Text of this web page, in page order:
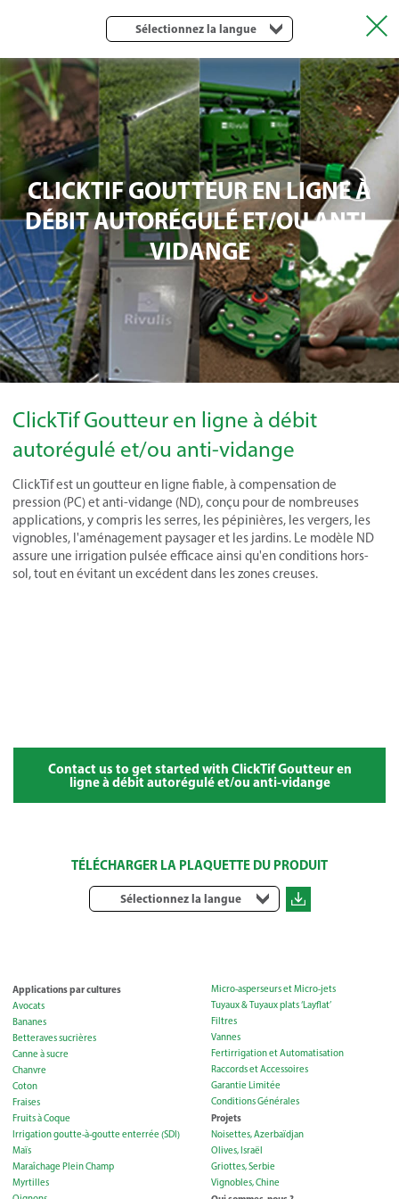
Sélectionnez la langue
CLICKTIF GOUTTEUR EN LIGNE À
DÉBIT AUTORÉGULÉ ET/OU ANTI-
VIDANGE
ClickTif Goutteur en ligne à débit
autorégulé et/ou anti-vidange
ClickTif est un goutteur en ligne fiable, à compensation de
pression (PC) et anti-vidange (ND), conçu pour de nombreuses
applications, y compris les serres, les pépinières, les vergers, les
vignobles, l'aménagement paysager et les jardins. Le modèle ND
assure une irrigation pulsée efficace ainsi qu'en conditions hors-
sol, tout en évitant un excédent dans les zones creuses.
Contact us to get started with ClickTif Goutteur en
ligne à débit autorégulé et/ou anti-vidange
TÉLÉCHARGER LA PLAQUETTE DU PRODUIT
Sélectionnez la langue
Applications par cultures
Avocats
Bananes
Betteraves sucrières
Canne à sucre
Chanvre
Coton
Fraises
Fruits à Coque
Irrigation goutte-à-goutte enterrée (SDI)
Maïs
Maraîchage Plein Champ
Myrtilles
Micro-asperseurs et Micro-jets
Tuyaux & Tuyaux plats ‘Layflat’
Filtres
Vannes
Fertirrigation et Automatisation
Raccords et Accessoires
Garantie Limitée
Conditions Générales
Projets
Noisettes, Azerbaïdjan
Olives, Israël
Griottes, Serbie
Vignobles, Chine